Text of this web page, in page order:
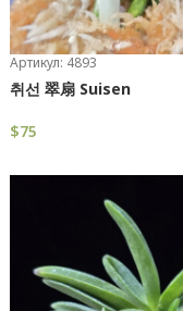
Артикул: 4893
취선 翠扇 Suisen
$75